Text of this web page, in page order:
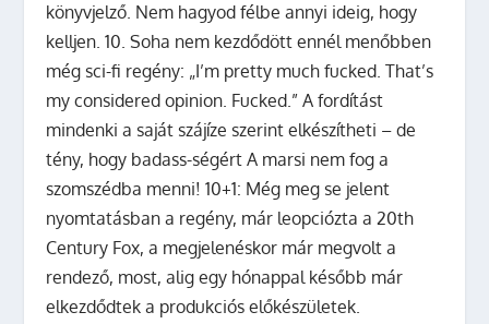
könyvjelző. Nem hagyod félbe annyi ideig, hogy
kelljen. 10. Soha nem kezdődött ennél menőbben
még sci-fi regény: „I’m pretty much fucked. That’s
my considered opinion. Fucked.” A fordítást
mindenki a saját szájíze szerint elkészítheti – de
tény, hogy badass-ségért A marsi nem fog a
szomszédba menni! 10+1: Még meg se jelent
nyomtatásban a regény, már leopciózta a 20th
Century Fox, a megjelenéskor már megvolt a
rendező, most, alig egy hónappal később már
elkezdődtek a produkciós előkészületek.